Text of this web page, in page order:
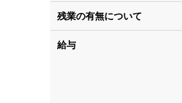
残業の有無について
給与